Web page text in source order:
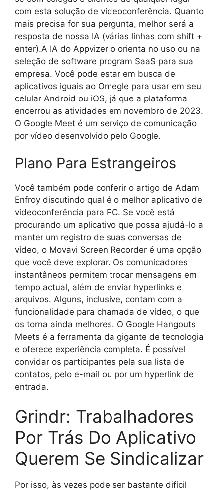
com esta solução de videoconferência. Quanto
mais precisa for sua pergunta, melhor será a
resposta de nossa IA (várias linhas com shift +
enter).A IA do Appvizer o orienta no uso ou na
seleção de software program SaaS para sua
empresa. Você pode estar em busca de
aplicativos iguais ao Omegle para usar em seu
celular Android ou iOS, já que a plataforma
encerrou as atividades em novembro de 2023.
O Google Meet é um serviço de comunicação
por vídeo desenvolvido pelo Google.
Plano Para Estrangeiros
Você também pode conferir o artigo de Adam
Enfroy discutindo qual é o melhor aplicativo de
videoconferência para PC. Se você está
procurando um aplicativo que possa ajudá-lo a
manter um registro de suas conversas de
vídeo, o Movavi Screen Recorder é uma opção
que você deve explorar. Os comunicadores
instantâneos permitem trocar mensagens em
tempo actual, além de enviar hyperlinks e
arquivos. Alguns, inclusive, contam com a
funcionalidade para chamada de vídeo, o que
os torna ainda melhores. O Google Hangouts
Meets é a ferramenta da gigante de tecnologia
e oferece experiência completa. É possível
convidar os participantes pela sua lista de
contatos, pelo e-mail ou por um hyperlink de
entrada.
Grindr: Trabalhadores
Por Trás Do Aplicativo
Querem Se Sindicalizar
Por isso, às vezes pode ser bastante difícil